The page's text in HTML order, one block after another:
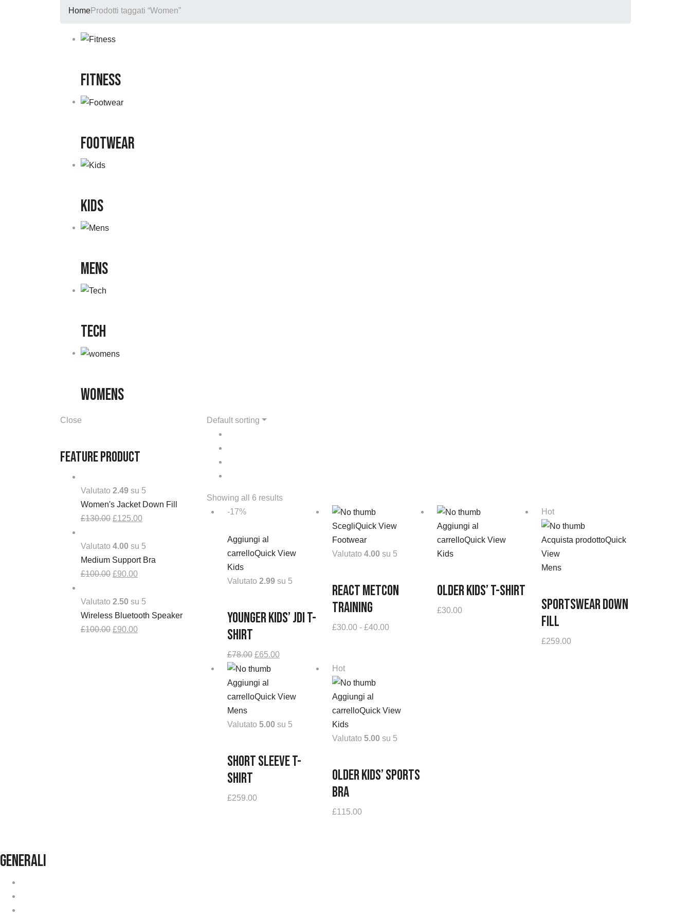
HomeProdotti taggati “Women”
Fitness
Footwear
Kids
Mens
Tech
womens
Close
Feature Product
Valutato 2.49 su 5
Women's Jacket Down Fill
£130.00 Il
originale
era:
£130.00.
£125.00Il
attuale
è:
Valutato 4.00 su 5
Medium Support Bra
£100.00 Il
originale
era:
£100.00.
£90.00Il
attuale
è:
£90.00.
Valutato 2.50 su 5
Wireless Bluetooth Speaker
£100.00 Il
£90.00Il
Default sorting
Showing all 6 results
-17%
Aggiungi al
carrelloQuick View
Kids
Valutato 2.99 su 5
Younger Kids’ JDI T-
Shirt
£78.00 Il
prezzo
originale
era:
£65.00Il
è:
ScegliQuick View
Footwear
Valutato 4.00 su 5
React Metcon
Training
£30.00 - £40.00Fascia
£40.00
Aggiungi al
carrelloQuick View
Kids
Older Kids’ T-Shirt
£30.00
Hot
Acquista prodottoQuick
View
Mens
Sportswear Down
Fill
£259.00
Aggiungi al
carrelloQuick View
Mens
Valutato 5.00 su 5
Short Sleeve T-
Shirt
£259.00
Hot
Aggiungi al
carrelloQuick View
Kids
Valutato 5.00 su 5
Older Kids’ Sports
Bra
£115.00
generali